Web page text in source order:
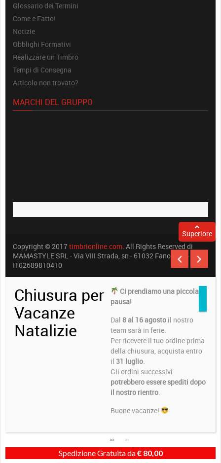
Glossario dei Termini
Come e Fatto!
Notizie
Obblighi Formativi
Realizzare un Timbro
Tempi di Consegna
Articolo non trovato?
MARCHI DEL GRUPPO
Copyright © 2017timbrionline.com . All Rights Reserved di
MAMASTYLE SRL - Via VIII Strada, sn - 61032 Fano (PU) -
IT02689810410
Superiore
Chiusura per
Vacanze
Natalizie
Ci prendiamo una piccola
pausa!
Dal 8 al 16 agosto il nostro
team sarà in ferie.
Per ricevere il tuo ordine prima
della chiusura, acquista entro
il 31 luglio
Gli ordini successivi
potrebbero essere spediti dopo
il nostro rientro
Buone vacanze!
Spedizione Gratuita da€80,00